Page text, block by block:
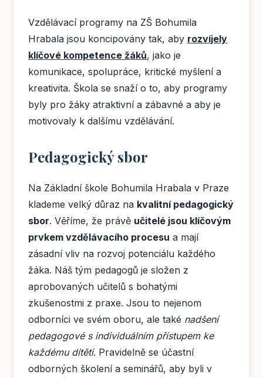
Vzdělávací programy na ZŠ Bohumila
Hrabala jsou koncipovány tak, aby rozvíjely
klíčové kompetence žáků, jako je
komunikace, spolupráce, kritické myšlení a
kreativita. Škola se snaží o to, aby programy
byly pro žáky atraktivní a zábavné a aby je
motivovaly k dalšímu vzdělávání.
Pedagogický sbor
Na Základní škole Bohumila Hrabala v Praze
klademe velký důraz na kvalitní pedagogický
sbor. Věříme, že právě učitelé jsou klíčovým
prvkem vzdělávacího procesu a mají
zásadní vliv na rozvoj potenciálu každého
žáka. Náš tým pedagogů je složen z
aprobovaných učitelů s bohatými
zkušenostmi z praxe. Jsou to nejenom
odborníci ve svém oboru, ale také nadšení
pedagogové s individuálním přístupem ke
každému dítěti. Pravidelně se účastní
odborných školení a seminářů, aby byli v